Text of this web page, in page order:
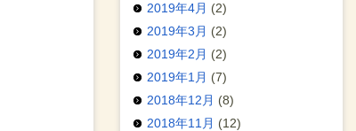
2019年4月 (2)
2019年3月 (2)
2019年2月 (2)
2019年1月 (7)
2018年12月 (8)
2018年11月 (12)